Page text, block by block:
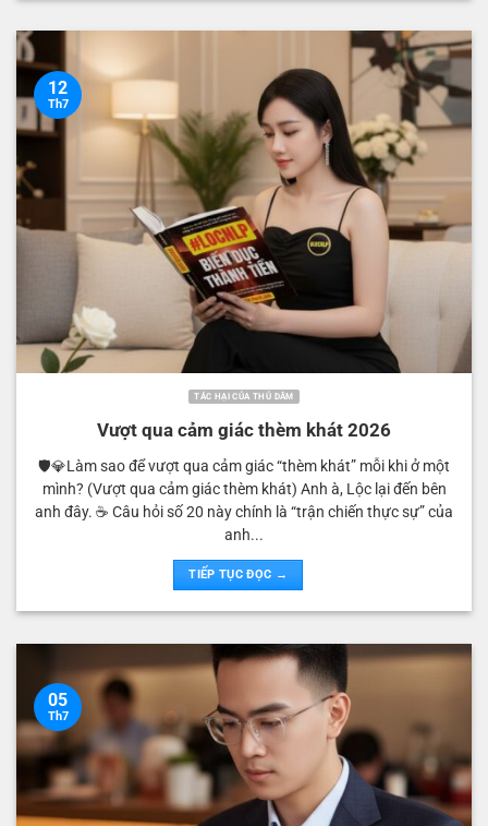
TÁC HẠI CỦA THỦ DÂM
Vượt qua cảm giác thèm khát 2026
🛡️💎Làm sao để vượt qua cảm giác “thèm khát” mỗi khi ở một
mình? (Vượt qua cảm giác thèm khát) Anh à, Lộc lại đến bên
anh đây. ☕️ Câu hỏi số 20 này chính là “trận chiến thực sự” của
anh...
TIẾP TỤC ĐỌC →
12
Th7
05
Th7